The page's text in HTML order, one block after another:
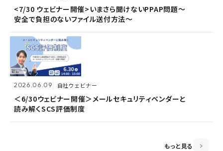
<7/30 ウェビナー開催>いまさら聞けないPPAP問題～
安全で負担のないファイル送付方法～
2026.06.09 自社ウェビナー
＜6/30ウェビナー開催＞メールセキュリティベンダーと
読み解くSCS評価制度
<7/30 ウェビナー開催>いまさら聞けないPPAP問題～
安全で負担のないファイル送付方法～
2026.06.09 自社ウェビナー
＜6/30ウェビナー開催＞メールセキュリティベンダーと
読み解くSCS評価制度
2026.06.09 自社ウェビナー
＜6/30ウェビナー開催＞メールセキュリティベンダーと
2026.04.28 共催ウェビナー
＜5/21ウェビナー開催＞ゼロトラスト思考～信用しない
もっと見る